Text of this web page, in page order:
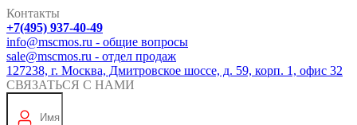
Контакты
+7(495) 937-40-49
info@mscmos.ru - общие вопросы
sale@mscmos.ru - отдел продаж
127238, г. Москва, Дмитровское шоссе, д. 59, корп. 1, офис 32
СВЯЗАТЬСЯ С НАМИ